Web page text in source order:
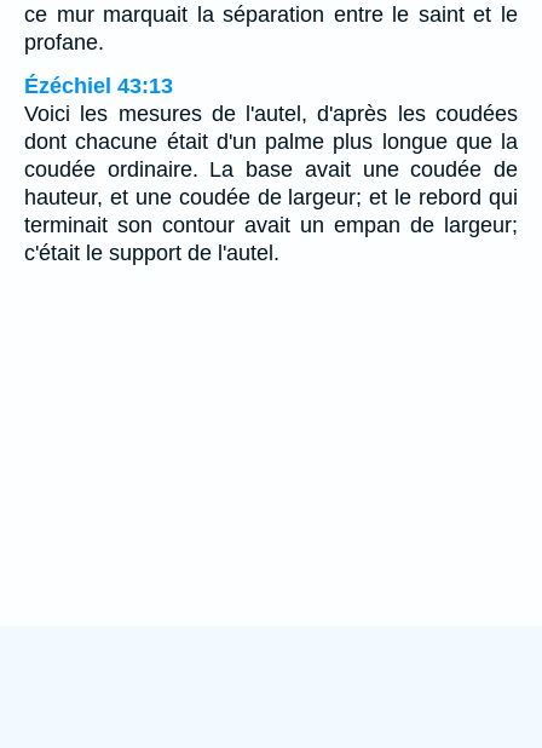
ce mur marquait la séparation entre le saint et le
profane.
Ézéchiel 43:13
Voici les mesures de l'autel, d'après les coudées
dont chacune était d'un palme plus longue que la
coudée ordinaire. La base avait une coudée de
hauteur, et une coudée de largeur; et le rebord qui
terminait son contour avait un empan de largeur;
c'était le support de l'autel.